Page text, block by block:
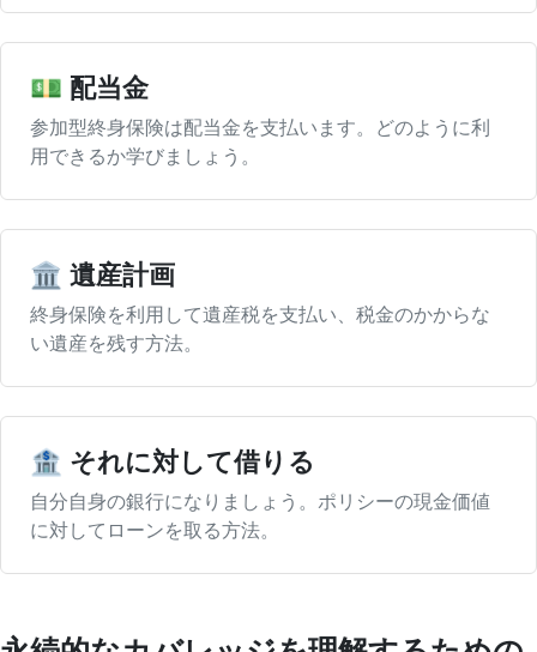
💵 配当金
参加型終身保険は配当金を支払います。どのように利
用できるか学びましょう。
🏛️ 遺産計画
終身保険を利用して遺産税を支払い、税金のかからな
い遺産を残す方法。
🏦 それに対して借りる
自分自身の銀行になりましょう。ポリシーの現金価値
に対してローンを取る方法。